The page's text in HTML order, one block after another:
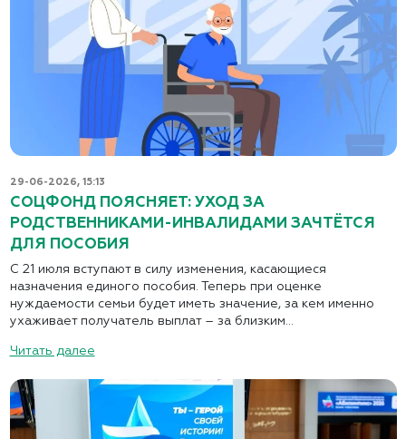
29-06-2026, 15:13
СОЦФОНД ПОЯСНЯЕТ: УХОД ЗА
РОДСТВЕННИКАМИ-ИНВАЛИДАМИ ЗАЧТЁТСЯ
ДЛЯ ПОСОБИЯ
С 21 июля вступают в силу изменения, касающиеся
назначения единого пособия. Теперь при оценке
нуждаемости семьи будет иметь значение, за кем именно
ухаживает получатель выплат – за близким...
Читать далее